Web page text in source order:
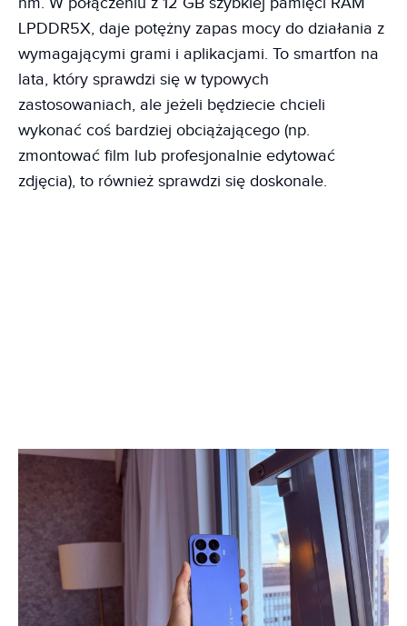
LPDDR5X, daje potężny zapas mocy do działania z
wymagającymi grami i aplikacjami. To smartfon na
lata, który sprawdzi się w typowych
zastosowaniach, ale jeżeli będziecie chcieli
wykonać coś bardziej obciążającego (np.
zmontować film lub profesjonalnie edytować
zdjęcia), to również sprawdzi się doskonale.